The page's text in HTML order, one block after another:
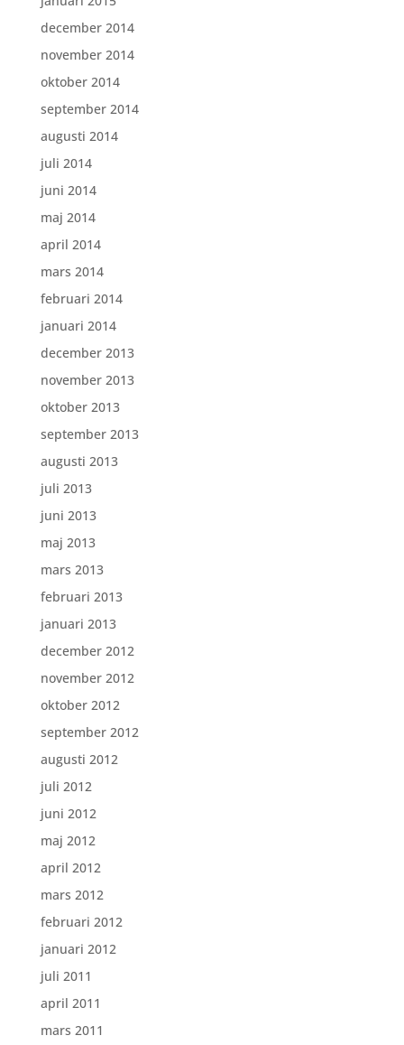
december 2014
november 2014
oktober 2014
september 2014
augusti 2014
juli 2014
juni 2014
maj 2014
april 2014
mars 2014
februari 2014
januari 2014
december 2013
november 2013
oktober 2013
september 2013
augusti 2013
juli 2013
juni 2013
maj 2013
mars 2013
februari 2013
januari 2013
december 2012
november 2012
oktober 2012
september 2012
augusti 2012
juli 2012
juni 2012
maj 2012
april 2012
mars 2012
februari 2012
januari 2012
juli 2011
april 2011
mars 2011